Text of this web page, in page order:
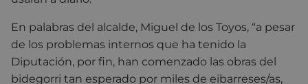
En palabras del alcalde, Miguel de los Toyos, “a pesar
de los problemas internos que ha tenido la
Diputación, por fin, han comenzado las obras del
bidegorri tan esperado por miles de eibarreses/as,